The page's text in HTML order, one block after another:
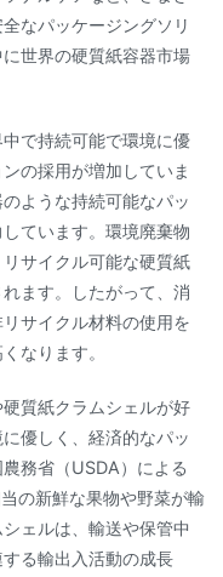
なパッケージングソリ
世界の硬質紙容器市場
で持続可能で環境に優
の採用が増加していま
ような持続可能なパッ
ています。環境廃棄物
サイクル可能な硬質紙
ます。したがって、消
サイクル材料の使用を
なります。
質紙クラムシェルが好
優しく、経済的なパッ
務省（USDA）による
の新鮮な果物や野菜が輸
ェルは、輸送や保管中
る輸出入活動の成長